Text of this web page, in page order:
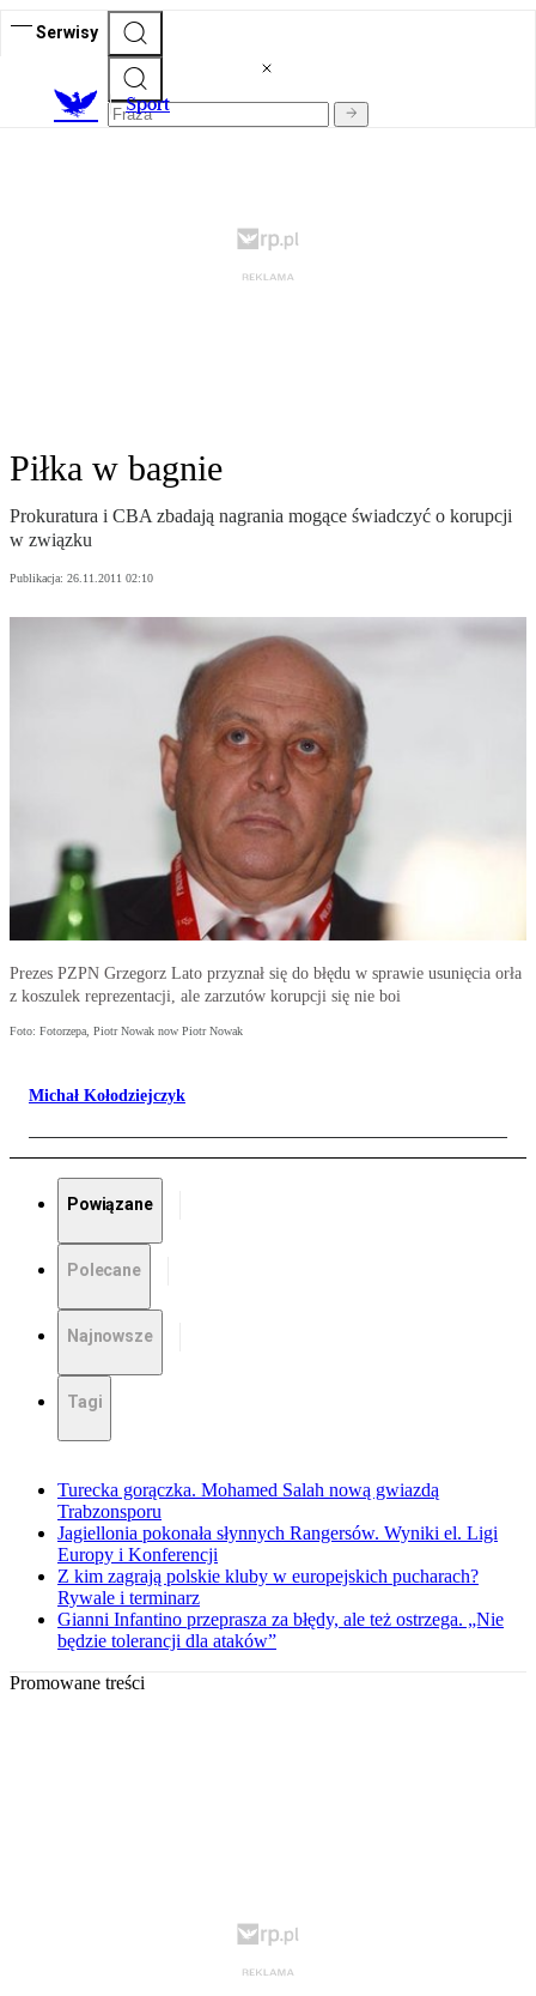
Serwisy
Sport
Piłka w bagnie
Prokuratura i CBA zbadają nagrania mogące świadczyć o korupcji
w związku
Publikacja: 26.11.2011 02:10
Prezes PZPN Grzegorz Lato przyznał się do błędu w sprawie usunięcia orła
z koszulek reprezentacji, ale zarzutów korupcji się nie boi
Foto: Fotorzepa, Piotr Nowak now Piotr Nowak
Michał Kołodziejczyk
Powiązane
Polecane
Najnowsze
Tagi
Turecka gorączka. Mohamed Salah nową gwiazdą
Trabzonsporu
Jagiellonia pokonała słynnych Rangersów. Wyniki el. Ligi
Europy i Konferencji
Z kim zagrają polskie kluby w europejskich pucharach?
Rywale i terminarz
Gianni Infantino przeprasza za błędy, ale też ostrzega. „Nie
będzie tolerancji dla ataków”
Promowane treści